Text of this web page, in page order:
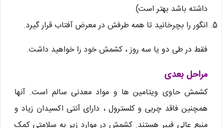
داشته باشد بهتر است)
انگور را بچرخانید تا همه طرفش در معرض آفتاب قرار گیرد.
فقط در طی دو یا سه روز ، کشمش خود را خواهید داشت.
مراحل بعدی
کشمش حاوی ویتامین ها و مواد معدنی سالم است. آنها
همچنین فاقد چربی و کلسترول ، دارای آنتی اکسیدان زیاد و
منبع عالی فیبر هستند. کشمش در موارد زیر به سلامتی کمک